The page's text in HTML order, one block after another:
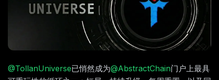
@TollanUniverse已悄然成为@AbstractChain门户上最具